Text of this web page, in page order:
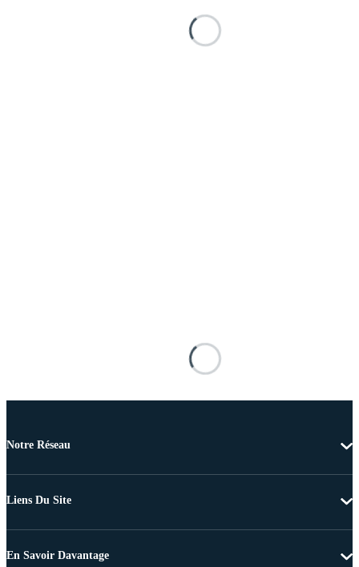
Notre Réseau
Liens Du Site
En Savoir Davantage